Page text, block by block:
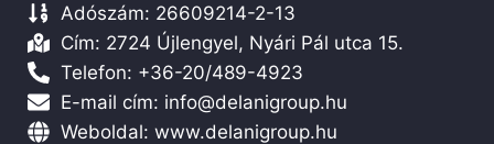
Adószám: 26609214-2-13
Cím: 2724 Újlengyel, Nyári Pál utca 15.
Telefon: +36-20/489-4923
E-mail cím: info@delanigroup.hu
Weboldal: www.delanigroup.hu